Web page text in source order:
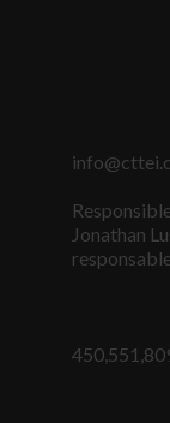
Jonathan